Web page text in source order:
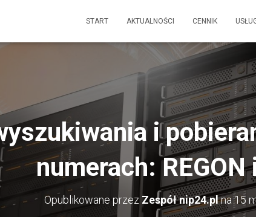
START AKTUALNOŚCI CENNIK
i
numerach: REGON
Opublikowane przez Zespół nip24.plna15